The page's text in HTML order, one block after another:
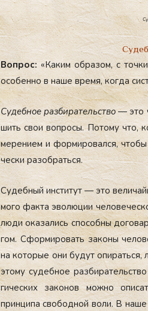
Воп­рос:«Ка­ким об­ра­зом, с
осо­бен­но в на­ше вре­мя, ког­да
Су­деб­ное раз­би­ратель­ство— это
шить свои воп­ро­сы. По­тому что,
мере­ни­ем и фор­ми­ровал­ся,
чес­ки ра­зоб­рать­ся.
Су­деб­ный ин­сти­тут — это
мого фак­та эво­люции
лю­ди ока­зались спо­соб­ны
гом. Сфор­ми­ровать за­коны
на ко­торые они бу­дут
это­му су­деб­ное
гичес­ких за­конов мож­но
прин­ци­па сво­бод­ной во­ли. В